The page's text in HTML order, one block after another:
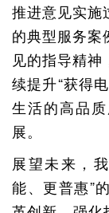
推进意见实施
的典型服务案
见的指导精
续提升“获得
生活的高品
展。
展望未来，
能、更普惠”